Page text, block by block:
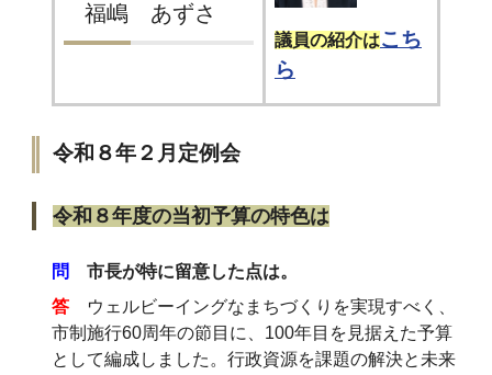
福嶋 あずさ
議員の紹介はこち
ら
令和８年２月定例会
令和８年度の当初予算の特色は
問
市長が特に留意した点は。
答
ウェルビーイングなまちづくりを実現すべく、
市制施行60周年の節目に、100年目を見据えた予算
として編成しました。行政資源を課題の解決と未来